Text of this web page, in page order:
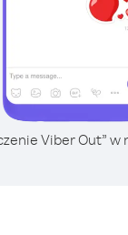
Viber Out”